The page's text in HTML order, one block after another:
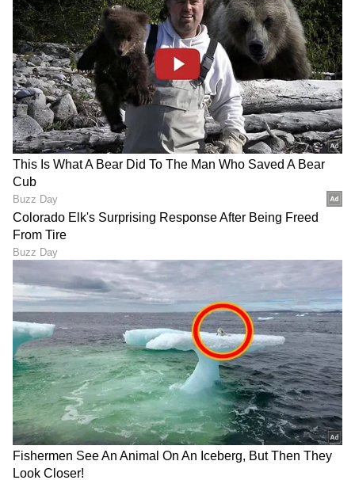
LATEST VIDEOS
ABOUT THE AUTHOR
RH Roopa Hegde
Roopa Hegde ಮೂಲತಃ ಉತ್ತರ ಕನ್ನಡದ ಯಲ್ಲಾಪುರದವಳು.
ಪತ್ರಿಕೋದ್ಯಮದಲ್ಲಿ ಸ್ನಾತಕೋತ್ತರ ಪದವಿ ಪಡೆದಿದ್ದು, ಕಸ್ತೂರಿ,
ಸಮಯ ಹಾಗೂ ಸುವರ್ಣ ವಾಹಿನಿಯಲ್ಲಿ ಕೆಲಸ ಮಾಡಿದ್ದೇನೆ. ಈಗ
ಏಷ್ಯಾನೆಟ್ ಕನ್ನಡದಲ್ಲಿ ಫ್ರೀಲಾನ್ಸರ್ ಆಗಿ ಕೆಲಸ ಮಾಡುತ್ತಿದ್ದೇನೆ.
ಟ್ರೆಂಡಿಂಗ್ ನ್ಯೂಸಲ್ಲಿ ಹೆಚ್ಚು ಆಸಕ್ತಿ ಇದ್ದು, ಸಿನಿಮಾ, ಬ್ಯುಸಿನೆಸ್,
ಆರೋಗ್ಯ ಜೀವನಶೈಲಿ